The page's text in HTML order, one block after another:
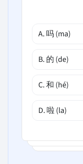
A. 吗 (ma)
B. 的 (de)
C. 和 (hé)
D. 啦 (la)